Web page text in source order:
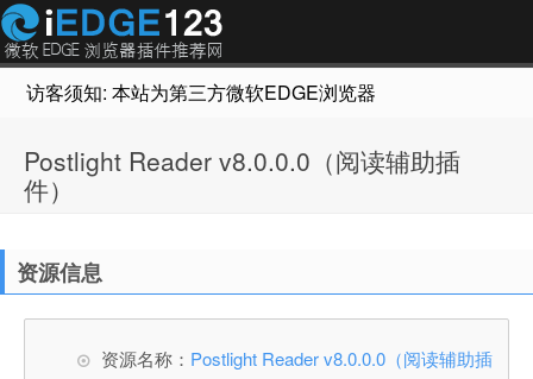
访客须知: 本站为第三方微软EDGE浏览器插件推荐网站，
Postlight Reader v8.0.0.0（阅读辅助插
件）
资源信息
资源名称： Postlight Reader v8.0.0.0（阅读辅助插